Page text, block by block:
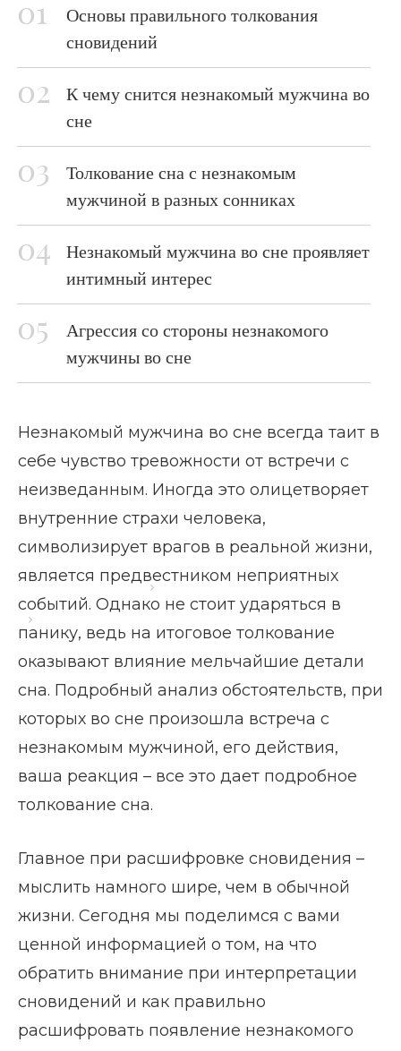
Главная страница
Основы правильного толкования
сновидений
К чему снится незнакомый мужчина во
сне
Толкование сна с незнакомым
мужчиной в разных сонниках
Незнакомый мужчина во сне проявляет
интимный интерес
Агрессия со стороны незнакомого
мужчины во сне
Незнакомый мужчина во сне всегда таит в
себе чувство тревожности от встречи с
неизведанным. Иногда это олицетворяет
внутренние страхи человека,
символизирует врагов в реальной жизни,
является предвестником неприятных
событий. Однако не стоит ударяться в
панику, ведь на итоговое толкование
оказывают влияние мельчайшие детали
сна. Подробный анализ обстоятельств, при
которых во сне произошла встреча с
незнакомым мужчиной, его действия,
ваша реакция – все это дает подробное
толкование сна.
Главное при расшифровке сновидения –
мыслить намного шире, чем в обычной
жизни. Сегодня мы поделимся с вами
ценной информацией о том, на что
обратить внимание при интерпретации
сновидений и как правильно
расшифровать появление незнакомого